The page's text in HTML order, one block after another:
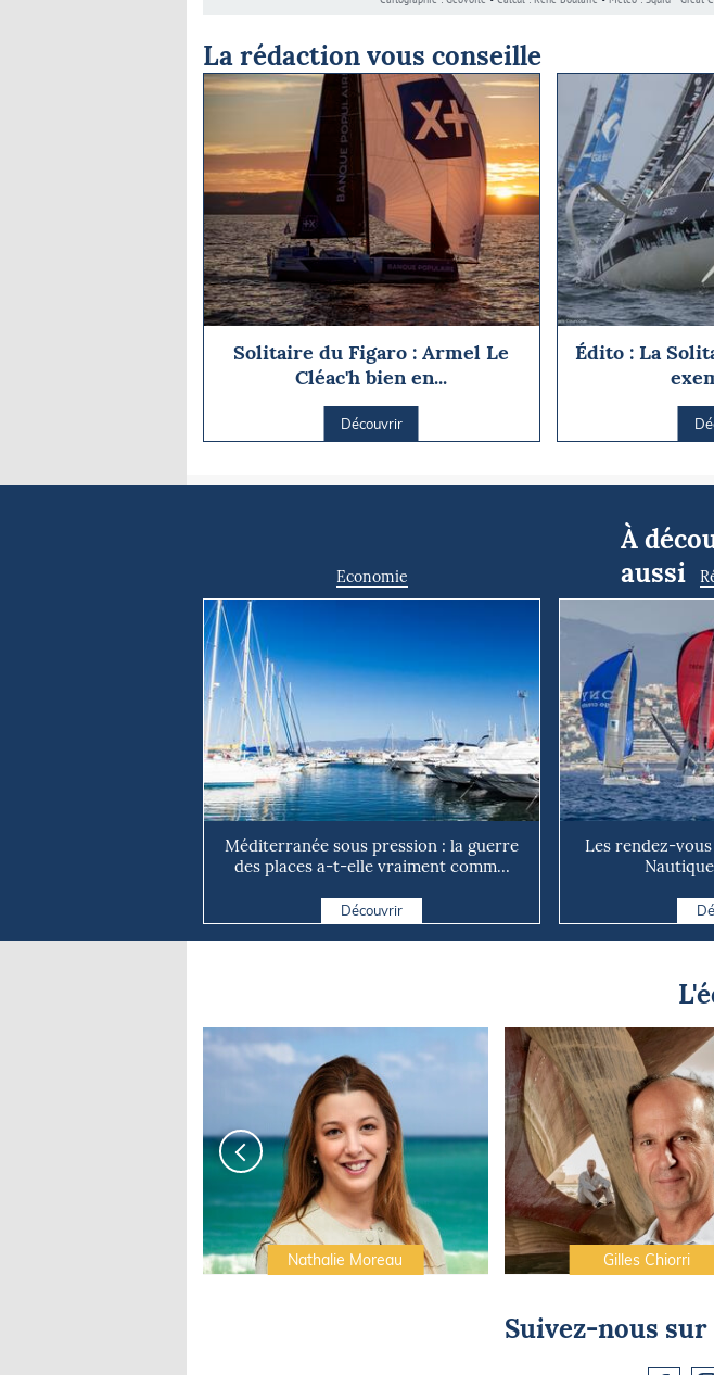
La rédaction vous conseille
Solitaire du Figaro : Armel Le
Cléac'h bien en...
Découvrir
Édito : La
À
aussi
Economie
Méditerranée sous pression : la guerre
des places a-t-elle vraiment comm...
Découvrir
Les rendez-vous
Nathalie Moreau Gilles Chiorri
Suivez-nous